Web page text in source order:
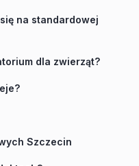
na standardowej
dla zwierząt?
Szczecin